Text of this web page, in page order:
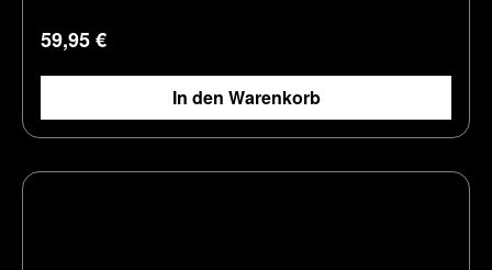
Regulärer Preis:
59,95 €
In den Warenkorb